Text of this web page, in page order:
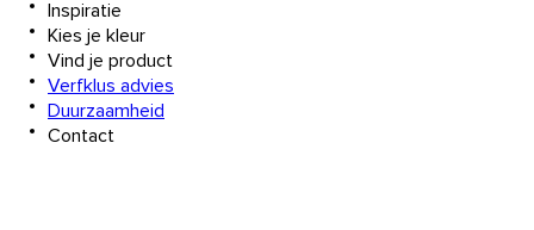
Inspiratie
Kies je kleur
Vind je product
Verfklus advies
Duurzaamheid
Contact